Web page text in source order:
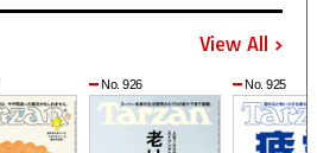
View All
No. 926 No. 925